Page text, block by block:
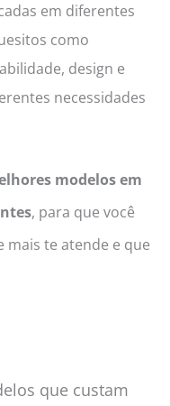
em diferentes
como
design e
necessidades
modelos em
, para que você
mais te atende e que
que custam